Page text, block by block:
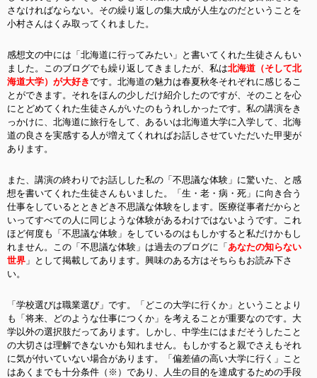
さなければならない。その繰り返しの集大成が人生なのだということを
小村さんはくみ取ってくれました。
感想文の中には「北海道に行ってみたい」と書いてくれた生徒さんもい
ました。このブログでも繰り返してきましたが、私は北海道（そして北
海道大学）が大好きです。北海道の魅力は春夏秋冬それぞれに感じるこ
とができます。それをほんの少しだけ紹介したのですが、そのことを心
にとどめてくれた生徒さんがいたのもうれしかったです。私の講演をき
っかけに、北海道に旅行をして、あるいは北海道大学に入学して、北海
道の良さを実感する人が増えてくれればお話しさせていただいた甲斐が
あります。
また、講演の終わりでお話しした私の「不思議な体験」に驚いた、と感
想を書いてくれた生徒さんもいました。「生・老・病・死」に向き合う
仕事をしているとときどき不思議な体験をします。医療従事者だからと
いってすべての人に同じような体験があるわけではないようです。これ
ほど何度も「不思議な体験」をしているのはもしかすると私だけかもし
れません。この「不思議な体験」は過去のブログに「 あなたの知らない
世界 」として掲載してあります。興味のある方はそちらもお読み下さ
い。
「学校選びは職業選び」です。「どこの大学に行くか」ということより
も「将来、どのような仕事につくか」を考えることが重要なのです。大
学以外の選択肢だってあります。しかし、中学生にはまだそうしたこと
の大切さは理解できないかも知れません。もしかすると親でさえもそれ
に気が付いていない場合があります。「偏差値の高い大学に行く」こと
はあくまでも十分条件（※）であり、人生の目的を達成するための手段